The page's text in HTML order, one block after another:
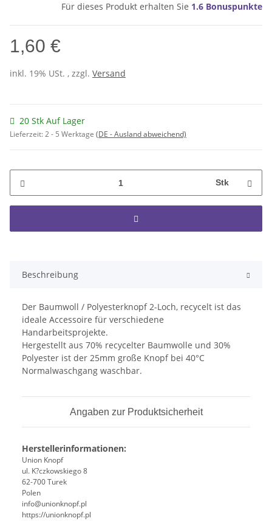
Für dieses Produkt erhalten Sie 1.6 Bonuspunkte
1,60 €
inkl. 19% USt. , zzgl. Versand
20 Stk Auf Lager
Lieferzeit:2 - 5 Werktage (DE - Ausland abweichend)
Stk
Beschreibung
Der Baumwoll / Polyesterknopf 2-Loch, recycelt ist das
ideale Accessoire für verschiedene
Handarbeitsprojekte.
Hergestellt aus 70% recycelter Baumwolle und 30%
Polyester ist der 25mm große Knopf bei 40°C
Normalwaschgang waschbar.
Angaben zur Produktsicherheit
Herstellerinformationen:
Union Knopf
ul. K?czkowskiego 8
62-700 Turek
Polen
info@unionknopf.pl
https://unionknopf.pl